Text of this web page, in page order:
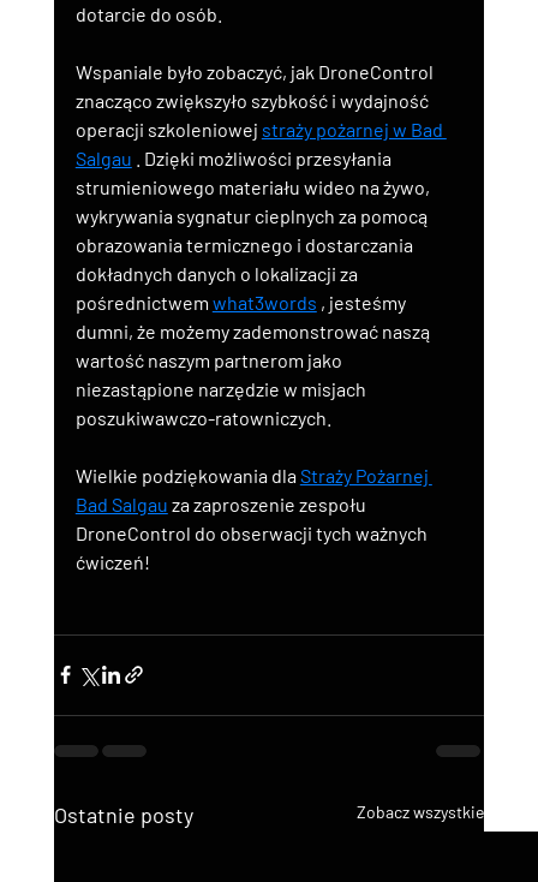
dotarcie do osób.
Wspaniale było zobaczyć, jak DroneControl
znacząco zwiększyło szybkość i wydajność
operacji szkoleniowej straży pożarnej w Bad
Salgau . Dzięki możliwości przesyłania
strumieniowego materiału wideo na żywo,
wykrywania sygnatur cieplnych za pomocą
obrazowania termicznego i dostarczania
dokładnych danych o lokalizacji za
pośrednictwem what3words , jesteśmy
dumni, że możemy zademonstrować naszą
wartość naszym partnerom jako
niezastąpione narzędzie w misjach
poszukiwawczo-ratowniczych.
Wielkie podziękowania dla Straży Pożarnej
Bad Salgau za zaproszenie zespołu
DroneControl do obserwacji tych ważnych
ćwiczeń!
Ostatnie posty Zobacz wszystkie